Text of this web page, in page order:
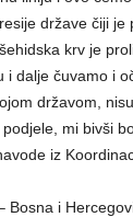
države čiji
krv je
dalje čuvamo i
državom,
mi bivši
iz
i